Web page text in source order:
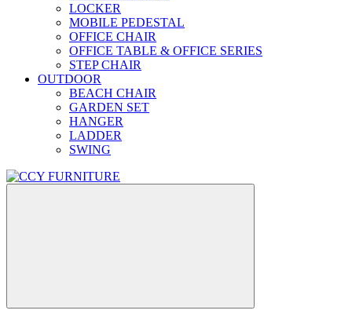
LOCKER
MOBILE PEDESTAL
OFFICE CHAIR
OFFICE TABLE & OFFICE SERIES
STEP CHAIR
OUTDOOR
BEACH CHAIR
GARDEN SET
HANGER
LADDER
SWING